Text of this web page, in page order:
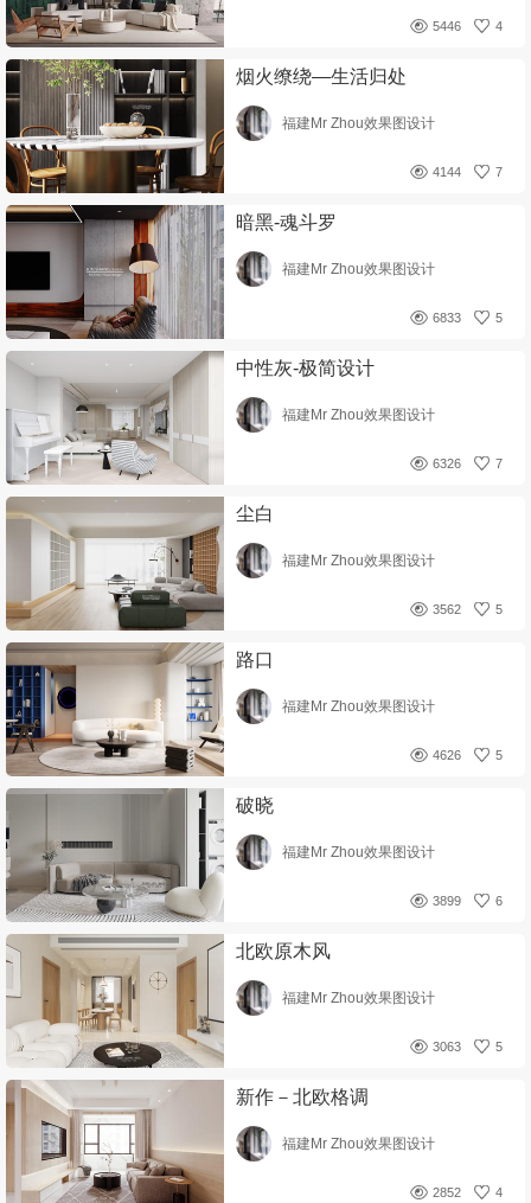
4
5446
烟火缭绕—生活归处
福建Mr Zhou效果图设计
7
4144
暗黑-魂斗罗
福建Mr Zhou效果图设计
5
6833
中性灰-极简设计
福建Mr Zhou效果图设计
7
6326
尘白
福建Mr Zhou效果图设计
5
3562
路口
福建Mr Zhou效果图设计
5
4626
破晓
福建Mr Zhou效果图设计
6
3899
北欧原木风
福建Mr Zhou效果图设计
5
3063
新作－北欧格调
福建Mr Zhou效果图设计
4
2852